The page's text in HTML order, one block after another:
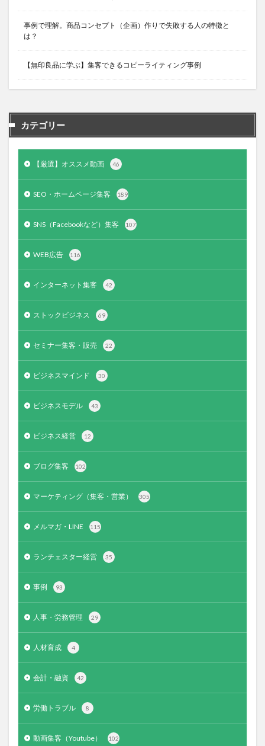
事例で理解。商品コンセプト（企画）作りで失敗する人の特徴と
は？
【無印良品に学ぶ】集客できるコピーライティング事例
カテゴリー
【厳選】オススメ動画 46
SEO・ホームページ集客 189
SNS（Facebookなど）集客 107
WEB広告 116
インターネット集客 42
ストックビジネス 69
セミナー集客・販売 22
ビジネスマインド 30
ビジネスモデル 43
ビジネス経営 12
ブログ集客 102
マーケティング（集客・営業） 305
メルマガ・LINE 115
ランチェスター経営 35
事例 93
人事・労務管理 29
人材育成 4
会計・融資 42
労働トラブル 8
動画集客（Youtube） 102